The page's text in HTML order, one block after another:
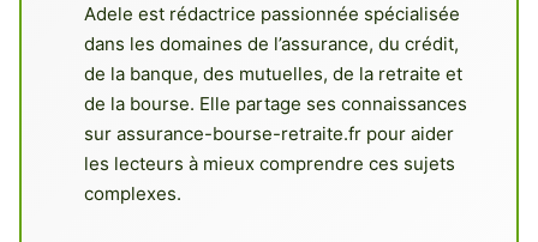
Adele est rédactrice passionnée spécialisée
dans les domaines de l’assurance, du crédit,
de la banque, des mutuelles, de la retraite et
de la bourse. Elle partage ses connaissances
sur assurance-bourse-retraite.fr pour aider
les lecteurs à mieux comprendre ces sujets
complexes.